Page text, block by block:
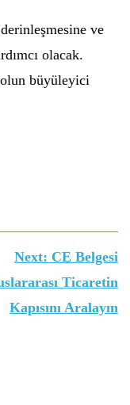
ve
olacak.
büyüleyici
Next: CE Belgesi
Ticaretin
Kapısını Aralayın